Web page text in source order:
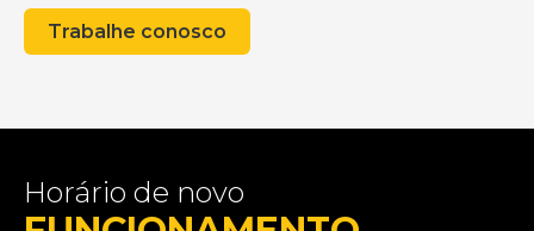
Trabalhe conosco
Horário de novo